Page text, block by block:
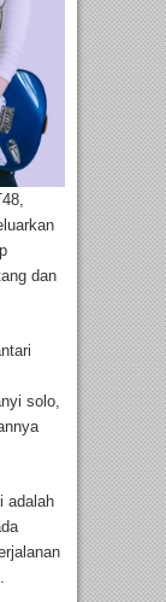
dan
solo,
adalah